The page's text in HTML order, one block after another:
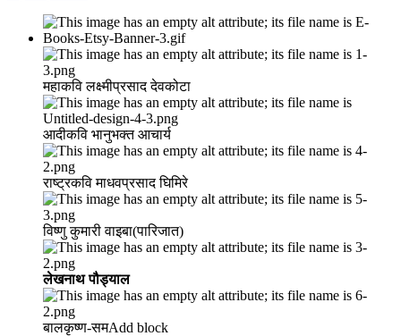
महाकवि लक्ष्मीप्रसाद देवकोटा
आदीकवि भानुभक्त आचार्य
राष्ट्रकवि माधवप्रसाद घिमिरे
विष्णु कुमारी वाइबा(पारिजात)
लेखनाथ पौड्याल
बालकृष्ण-सम Add block